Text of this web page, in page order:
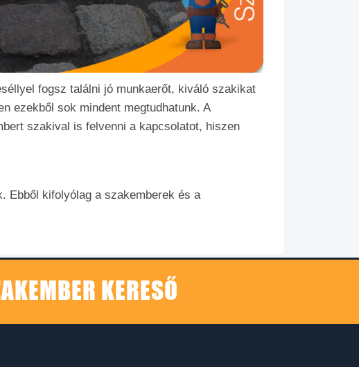
fogsz találni jó munkaerőt, kiváló szakikat
ezekből sok mindent megtudhatunk. A
szakival is felvenni a kapcsolatot, hiszen
Ebből kifolyólag a szakemberek és a
KERESŐ